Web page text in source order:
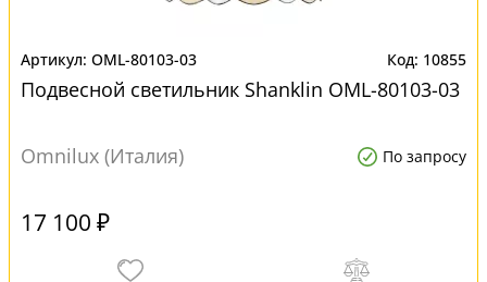
OML-80103-03 10855
Подвесной светильник Shanklin OML-80103-03
Omnilux (Италия) По запросу
17 100 ₽